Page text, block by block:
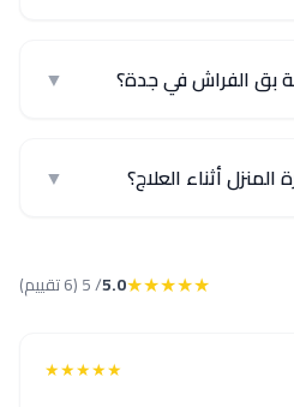
بق الفراش في جدة؟ ▼
أثناء العلاج؟ ▼
★★★★★
5.0/ 5 (6 تقييم)
★★★★★